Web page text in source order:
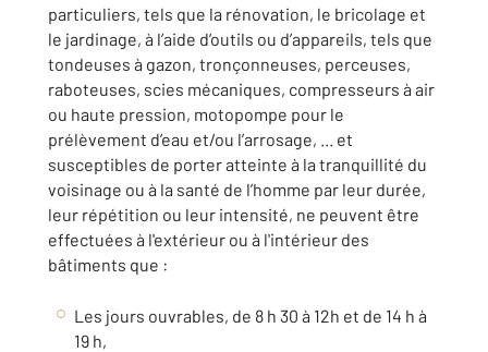
particuliers, tels que la rénovation, le bricolage et
le jardinage, à l’aide d’outils ou d’appareils, tels que
tondeuses à gazon, tronçonneuses, perceuses,
raboteuses, scies mécaniques, compresseurs à air
ou haute pression, motopompe pour le
prélèvement d’eau et/ou l’arrosage, ... et
susceptibles de porter atteinte à la tranquillité du
voisinage ou à la santé de l’homme par leur durée,
leur répétition ou leur intensité, ne peuvent être
effectuées à l'extérieur ou à l'intérieur des
bâtiments que :
Les jours ouvrables, de 8 h 30 à 12h et de 14 h à
19 h,